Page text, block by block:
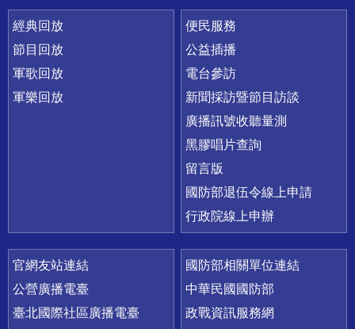
經典回放
節目回放
軍歌回放
軍樂回放
便民服務
公益插播
電台參訪
新聞採訪暨節目訪談
廣播訊號收聽量測
黑膠唱片查詢
留言版
國防部退伍令線上申請
行政院線上申辦
官網友站連結
公營廣播電臺
臺北國際社區廣播電臺
國防部相關單位連結
中華民國國防部
政戰資訊服務網